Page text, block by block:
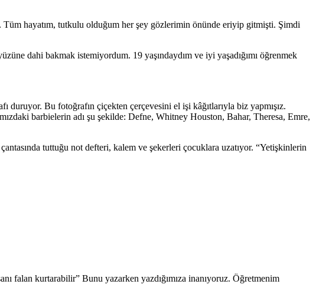
Tüm hayatım, tutkulu olduğum her şey gözlerimin önünde eriyip gitmişti. Şimdi
dahi bakmak istemiyordum. 19 yaşındaydım ve iyi yaşadığımı öğrenmek
duruyor. Bu fotoğrafın çiçekten çerçevesini el işi kâğıtlarıyla biz yapmışız.
barbielerin adı şu şekilde: Defne, Whitney Houston, Bahar, Theresa, Emre,
tuttuğu not defteri, kalem ve şekerleri çocuklara uzatıyor. “Yetişkinlerin
falan kurtarabilir” Bunu yazarken yazdığımıza inanıyoruz. Öğretmenim